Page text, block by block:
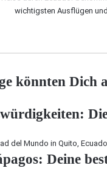
wichtigsten Ausflügen
könnten Dich
Deine